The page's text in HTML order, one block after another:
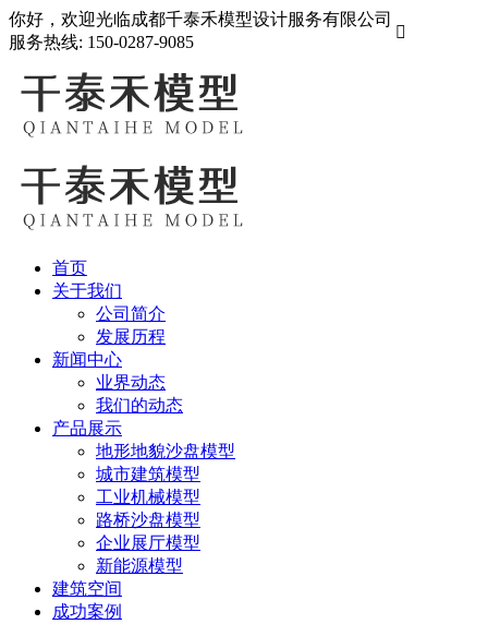
你好，欢迎光临成都千泰禾模型设计服务有限公司
服务热线: 150-0287-9085

首页
关于我们
公司简介
发展历程
新闻中心
业界动态
我们的动态
产品展示
地形地貌沙盘模型
城市建筑模型
工业机械模型
路桥沙盘模型
企业展厅模型
新能源模型
建筑空间
成功案例